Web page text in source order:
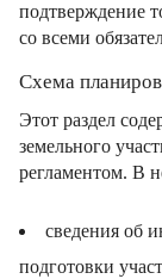
подтверждение
со всеми
Схема
Этот раздел
земельного
регламентом. В
сведения об
подготовки